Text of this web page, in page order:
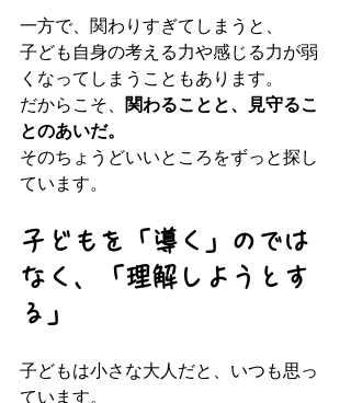
一方で、関わりすぎてしまうと、
子ども自身の考える力や感じる力が弱
くなってしまうこともあります。
だからこそ、
関わることと、見守るこ
とのあいだ。
そのちょうどいいところをずっと探し
ています。
子どもを「導く」のでは
なく、「理解しようとす
る」
子どもは小さな大人だと、いつも思っ
ています。